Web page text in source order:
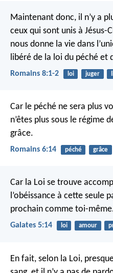
Maintenant donc, il n’y a
ceux qui sont unis à Jésus-
nous donne la vie dans
libéré de la loi du péché et
Romains 8:1-2 loi juger
Car le péché ne sera plus
n’êtes plus sous le régime
grâce.
Romains 6:14 péché grâce
Car la Loi se trouve
l’obéissance à cette seule
prochain comme toi-
Galates 5:14 loi amour
En fait, selon la Loi,